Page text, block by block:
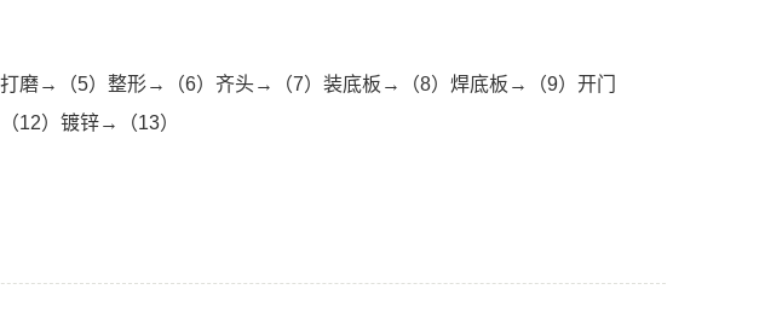
磨→（5）整形→（6）齐头→（7）装底板→（8）焊底板→（9）开门
12）镀锌→（13）